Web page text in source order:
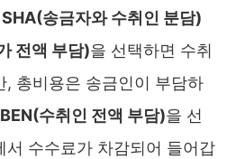
SHA(송금자와 수취인 분담)
전액 부담)을 선택하면 수취
, 총비용은 송금인이 부담하
BEN(수취인 전액 부담)을 선
서 수수료가 차감되어 들어갑